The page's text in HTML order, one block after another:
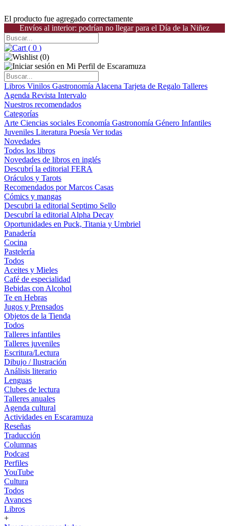
El producto fue agregado correctamente
Envíos al interior: podrían no llegar para el Día de la Niñez
( 0 )
(0)
Libros Vinilos Gastronomía Alacena Tarjeta de Regalo Talleres
Agenda Revista Intervalo
Nuestros recomendados
Categorías
Arte Ciencias sociales Economía Gastronomía Género Infantiles
Juveniles Literatura Poesía Ver todas
Novedades
Todos los libros
Novedades de libros en inglés
Descubrí la editorial FERA
Oráculos y Tarots
Recomendados por Marcos Casas
Cómics y mangas
Descubri la editorial Septimo Sello
Descubrí la editorial Alpha Decay
Oportunidades en Puck, Titania y Umbriel
Panadería
Cocina
Pastelería
Todos
Aceites y Mieles
Café de especialidad
Bebidas con Alcohol
Te en Hebras
Jugos y Prensados
Objetos de la Tienda
Todos
Talleres infantiles
Talleres juveniles
Escritura/Lectura
Dibujo / Ilustración
Análisis literario
Lenguas
Clubes de lectura
Talleres anuales
Agenda cultural
Actividades en Escaramuza
Reseñas
Traducción
Columnas
Podcast
Perfiles
YouTube
Cultura
Todos
Avances
Libros
+